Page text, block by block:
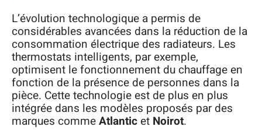
L’évolution technologique a permis de
considérables avancées dans la réduction de la
consommation électrique des radiateurs. Les
thermostats intelligents, par exemple,
optimisent le fonctionnement du chauffage en
fonction de la présence de personnes dans la
pièce. Cette technologie est de plus en plus
intégrée dans les modèles proposés par des
marques commeAtlanticet Noirot.